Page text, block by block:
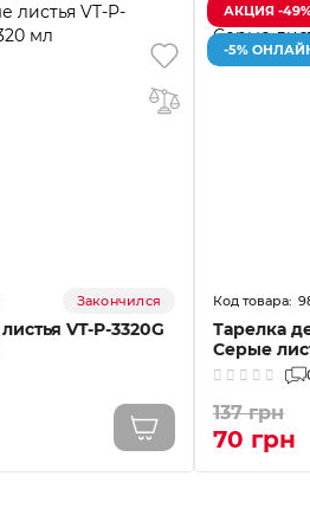
Закончился
VT-P-3320G
АКЦИЯ -
-5%
Тарелка
Серые
137 грн
70 грн